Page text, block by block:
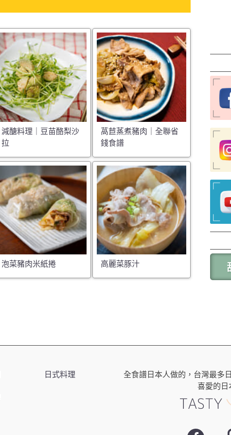
減醣料理｜豆苗酪梨沙
拉
萵苣蒸煮豬肉｜全聯省
錢食譜
泡菜豬肉米紙捲 高麗菜豚汁
日式料理
全食譜日本人做的，台灣最多
喜愛的日